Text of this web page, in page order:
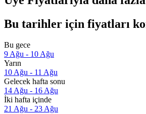
Bu tarihler için fiyatları
Bu gece
9 Ağu - 10 Ağu
Yarın
10 Ağu - 11 Ağu
Gelecek hafta sonu
14 Ağu - 16 Ağu
İki hafta içinde
21 Ağu - 23 Ağu